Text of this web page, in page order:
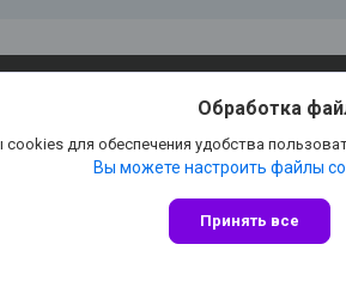
Сайт создан на
Политика обработки
Обработка
для обеспечения удобства
Вы можете настроить файлы
Принять все
Глория Ключ |
Select